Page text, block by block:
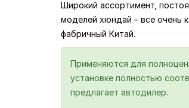
Широкий ассортимент,
моделей хюндай – все очень
фабричный Китай.
Применяются для
установке полностью
предлагает автодилер.